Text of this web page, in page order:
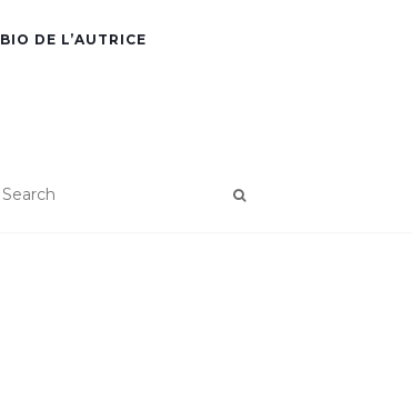
BIO DE L’AUTRICE